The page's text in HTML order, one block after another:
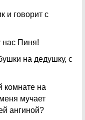
и говорит с
нас Пиня!
на дедушку, с
комнате на
мучает
ангиной?